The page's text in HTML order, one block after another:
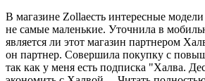
В магазине Zollaесть интересные
не самые маленькие. Уточнила в
является ли этот магазин партнером
он партнер. Совершила покупку с
так как у меня есть подписка "Халва.